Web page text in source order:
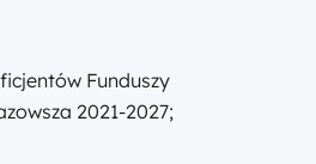
Funduszy
2021-2027;